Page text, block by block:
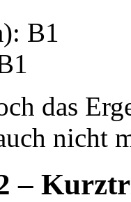
B1
das
nicht
–